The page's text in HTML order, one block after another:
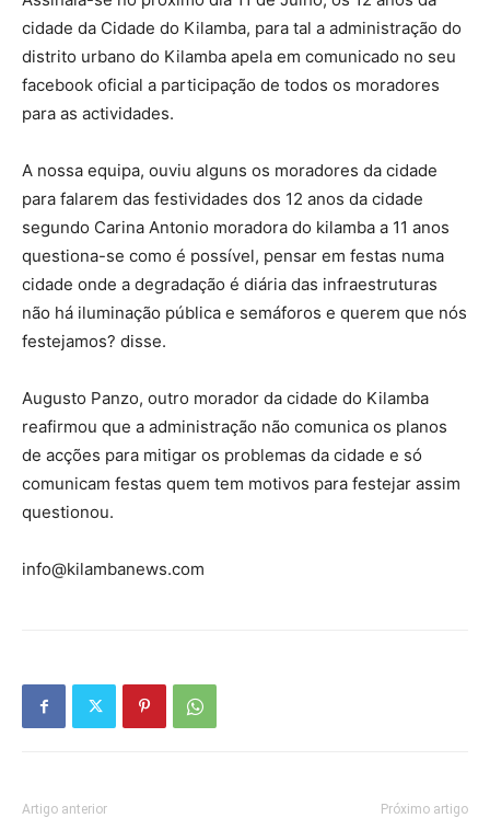
cidade da Cidade do Kilamba, para tal a administração do
distrito urbano do Kilamba apela em comunicado no seu
facebook oficial a participação de todos os moradores
para as actividades.
A nossa equipa, ouviu alguns os moradores da cidade
para falarem das festividades dos 12 anos da cidade
segundo Carina Antonio moradora do kilamba a 11 anos
questiona-se como é possível, pensar em festas numa
cidade onde a degradação é diária das infraestruturas
não há iluminação pública e semáforos e querem que nós
festejamos? disse.
Augusto Panzo, outro morador da cidade do Kilamba
reafirmou que a administração não comunica os planos
de acções para mitigar os problemas da cidade e só
comunicam festas quem tem motivos para festejar assim
questionou.
info@kilambanews.com
Artigo anterior Próximo artigo